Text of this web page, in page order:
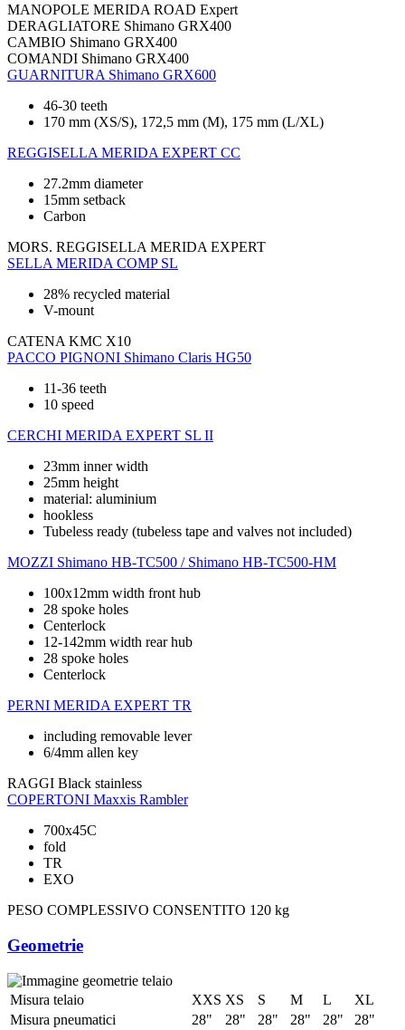
MANOPOLE MERIDA ROAD Expert
DERAGLIATORE Shimano GRX400
CAMBIO Shimano GRX400
COMANDI Shimano GRX400
GUARNITURA Shimano GRX600
46-30 teeth
170 mm (XS/S), 172,5 mm (M), 175 mm (L/XL)
REGGISELLA MERIDA EXPERT CC
27.2mm diameter
15mm setback
Carbon
MORS. REGGISELLA MERIDA EXPERT
SELLA MERIDA COMP SL
28% recycled material
V-mount
CATENA KMC X10
PACCO PIGNONI Shimano Claris HG50
11-36 teeth
10 speed
CERCHI MERIDA EXPERT SL II
23mm inner width
25mm height
material: aluminium
hookless
Tubeless ready (tubeless tape and valves not included)
MOZZI Shimano HB-TC500 / Shimano HB-TC500-HM
100x12mm width front hub
28 spoke holes
Centerlock
12-142mm width rear hub
28 spoke holes
Centerlock
PERNI MERIDA EXPERT TR
including removable lever
6/4mm allen key
RAGGI Black stainless
COPERTONI Maxxis Rambler
700x45C
fold
TR
EXO
PESO COMPLESSIVO CONSENTITO 120 kg
Geometrie
Misura telaio XXS XS S M L
XL
Misura pneumatici
28" 28" 28" 28" 28"
28"